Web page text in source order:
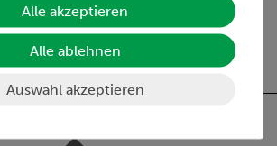
Versandkostenfrei ab 300,- €
Alle akzeptieren
Alle ablehnen
Auswahl akzeptieren